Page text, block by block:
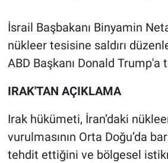
İsrail Başbakanı Binyamin
nükleer tesisine saldırı
ABD Başkanı Donald Trump'a
IRAK'TAN AÇIKLAMA
Irak hükümeti, İran’daki
vurulmasının Orta Doğu’da
tehdit ettiğini ve bölgesel